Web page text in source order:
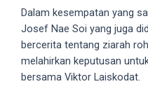
porn
videos,
anal,
ass,
Dalam kesempatan yang
Josef Nae Soi yang juga
bercerita tentang ziarah
melahirkan keputusan
bersama Viktor Laiskodat.